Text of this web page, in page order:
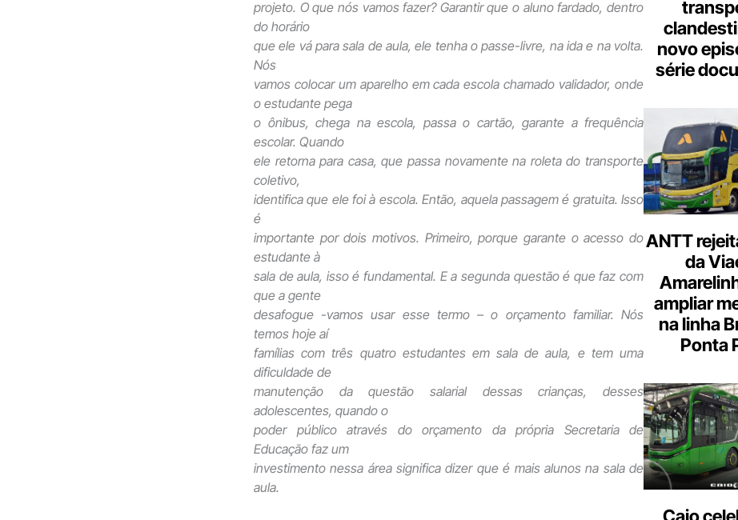
projeto. O que nós vamos fazer? Garantir que o aluno fardado, dentro
do horário
que ele vá para sala de aula, ele tenha o passe-livre, na ida e na volta.
Nós
vamos colocar um aparelho em cada escola chamado validador, onde
o estudante pega
o ônibus, chega na escola, passa o cartão, garante a frequência
escolar. Quando
ele retorna para casa, que passa novamente na roleta do transporte
coletivo,
identifica que ele foi à escola. Então, aquela passagem é gratuita. Isso
é
importante por dois motivos. Primeiro, porque garante o acesso do
estudante à
sala de aula, isso é fundamental. E a segunda questão é que faz com
que a gente
desafogue -vamos usar esse termo – o orçamento familiar. Nós
temos hoje aí
famílias com três quatro estudantes em sala de aula, e tem uma
dificuldade de
manutenção da questão salarial dessas crianças, desses
adolescentes, quando o
poder público através do orçamento da própria Secretaria de
Educação faz um
investimento nessa área significa dizer que é mais alunos na sala de
aula.
novo
série
ANTT
da
ampliar
na linha
Ponta